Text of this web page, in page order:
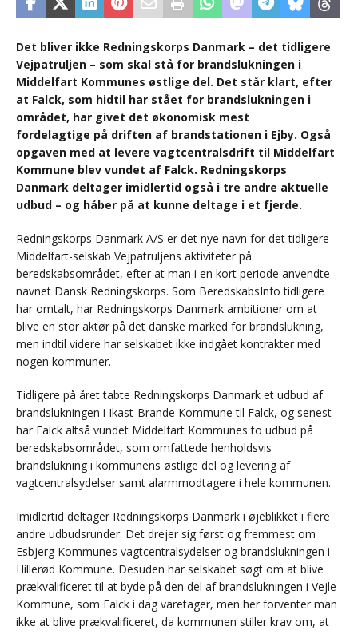
Det bliver ikke Redningskorps Danmark – det tidligere
Vejpatruljen – som skal stå for brandslukningen i
Middelfart Kommunes østlige del. Det står klart, efter
at Falck, som hidtil har stået for brandslukningen i
området, har givet det økonomisk mest
fordelagtige på driften af brandstationen i Ejby. Også
opgaven med at levere vagtcentralsdrift til Middelfart
Kommune blev vundet af Falck. Redningskorps
Danmark deltager imidlertid også i tre andre aktuelle
udbud – og håber på at kunne deltage i et fjerde.
Redningskorps Danmark A/S er det nye navn for det tidligere
Middelfart-selskab Vejpatruljens aktiviteter på
beredskabsområdet, efter at man i en kort periode anvendte
navnet Dansk Redningskorps. Som BeredskabsInfo tidligere
har omtalt, har Redningskorps Danmark ambitioner om at
blive en stor aktør på det danske marked for brandslukning,
men indtil videre har selskabet ikke indgået kontrakter med
nogen kommuner.
Tidligere på året tabte Redningskorps Danmark et udbud af
brandslukningen i Ikast-Brande Kommune til Falck, og senest
har Falck altså vundet Middelfart Kommunes to udbud på
beredskabsområdet, som omfattede henholdsvis
brandslukning i kommunens østlige del og levering af
vagtcentralsydelser samt alarmmodtagere i hele kommunen.
Imidlertid deltager Redningskorps Danmark i øjeblikket i flere
andre udbudsrunder. Det drejer sig først og fremmest om
Esbjerg Kommunes vagtcentralsydelser og brandslukningen i
Hillerød Kommune. Desuden har selskabet søgt om at blive
prækvalificeret til at byde på den del af brandslukningen i Vejle
Kommune, som Falck i dag varetager, men her forventer man
ikke at blive prækvalificeret, da kommunen stiller krav om, at